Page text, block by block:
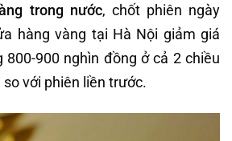
trong nước, chốt phiên ngày
hàng vàng tại Hà Nội giảm giá
800-900 nghìn đồng ở cả 2 chiều
với phiên liền trước.